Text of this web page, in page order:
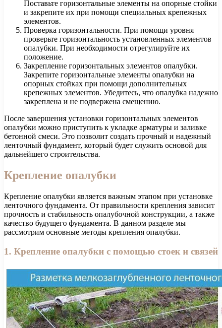
Поставьте горизонтальные элементы на опорные стойки
и закрепите их при помощи специальных крепежных
элементов.
Проверка горизонтальности. При помощи уровня
проверьте горизонтальность установленных элементов
опалубки. При необходимости отрегулируйте их
положение.
Закрепление горизонтальных элементов опалубки.
Закрепите горизонтальные элементы опалубки на
опорных стойках при помощи дополнительных
крепежных элементов. Убедитесь, что опалубка надежно
закреплена и не подвержена смещению.
После завершения установки горизонтальных элементов
опалубки можно приступить к укладке арматуры и заливке
бетонной смеси. Это позволит создать прочный и надежный
ленточный фундамент, который будет служить основой для
дальнейшего строительства.
Крепление опалубки
Крепление опалубки является важным этапом при установке
ленточного фундамента. От правильности крепления зависит
прочность и стабильность опалубочной конструкции, а также
качество будущего фундамента. В данном разделе мы
рассмотрим основные методы крепления опалубки.
1. Крепление опалубки с помощью стоек и связей